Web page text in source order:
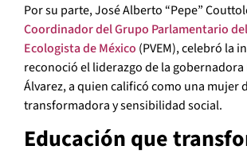
Por su parte, José Alberto “Pepe”
Coordinador del Grupo Parlamentario
Ecologista de México (PVEM), celebró la
reconoció el liderazgo de la gobernadora
Álvarez, a quien calificó como una mujer
transformadora y sensibilidad social.
Educación que